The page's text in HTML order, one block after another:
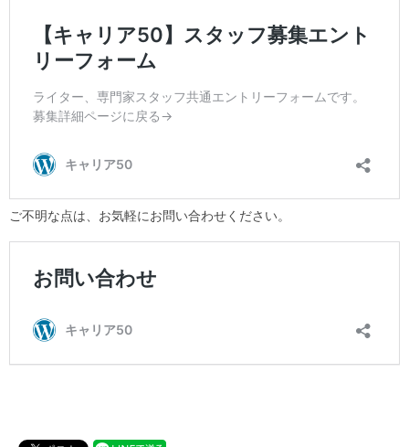
ご不明な点は、お気軽にお問い合わせください。